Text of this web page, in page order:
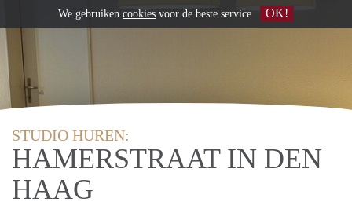
STUDIO HUREN:
HAMERSTRAAT IN DEN
HAAG
We gebruiken cookies voor de beste service OK!